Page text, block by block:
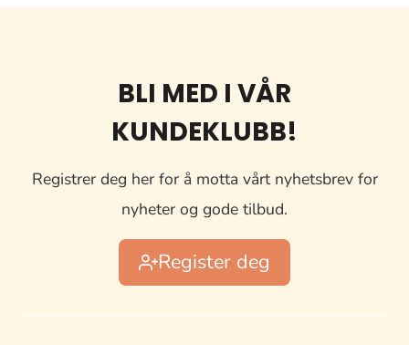
BLI MED I VÅR
KUNDEKLUBB!
Registrer deg her for å motta vårt nyhetsbrev for
nyheter og gode tilbud.
Register deg